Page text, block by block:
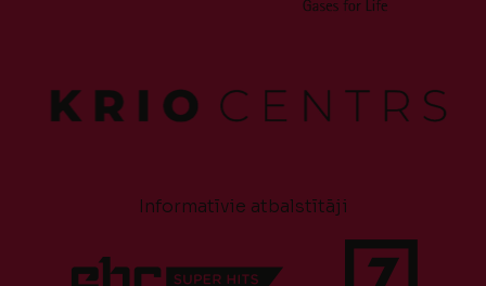
Informatīvie atbalstītāji